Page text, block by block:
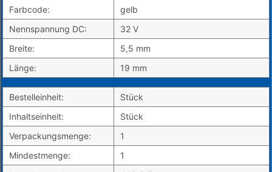
Farbcode:
gelb
Nennspannung DC:
32 V
Breite:
5,5 mm
Länge:
19 mm
Bestelleinheit:
Stück
Inhaltseinheit:
Stück
Verpackungsmenge:
1
Mindestmenge:
1